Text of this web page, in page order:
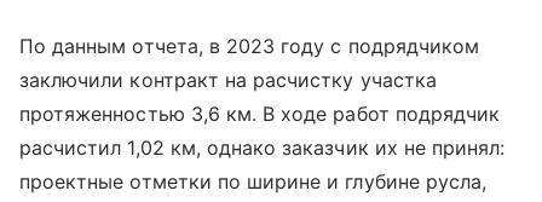
По данным отчета, в 2023 году с подрядчиком
заключили контракт на расчистку участка
протяженностью 3,6 км. В ходе работ подрядчик
расчистил 1,02 км, однако заказчик их не принял:
проектные отметки по ширине и глубине русла,